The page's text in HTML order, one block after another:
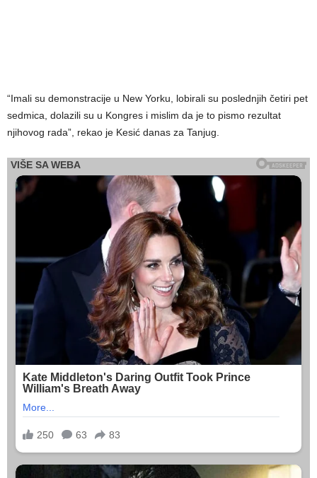
“Imali su demonstracije u New Yorku, lobirali su poslednjih četiri pet
sedmica, dolazili su u Kongres i mislim da je to pismo rezultat
njihovog rada”, rekao je Kesić danas za Tanjug.